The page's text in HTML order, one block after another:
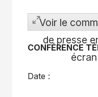
Voir le
de presse
écran
CONFÉRENCE